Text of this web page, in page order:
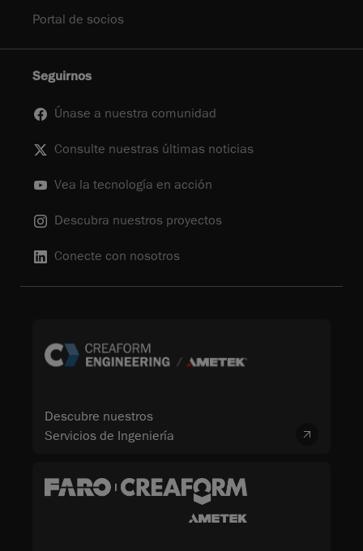
Portal de socios
Seguirnos
Únase a nuestra comunidad
Consulte nuestras últimas noticias
Vea la tecnología en acción
Descubra nuestros proyectos
Conecte con nosotros
Descubre nuestros
Servicios de Ingeniería